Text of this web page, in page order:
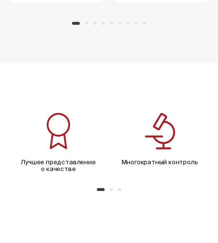
Лучшее представление
о качестве
Многократный контроль